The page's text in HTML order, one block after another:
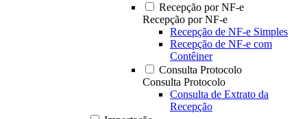
Recepção por NF-e
Recepção por NF-e
Recepção de NF-e Simples
Recepção de NF-e com
Contêiner
Consulta Protocolo
Consulta Protocolo
Consulta de Extrato da
Recepção